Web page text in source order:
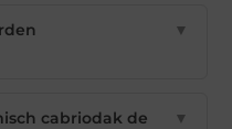
▼
cabriodak de
▼